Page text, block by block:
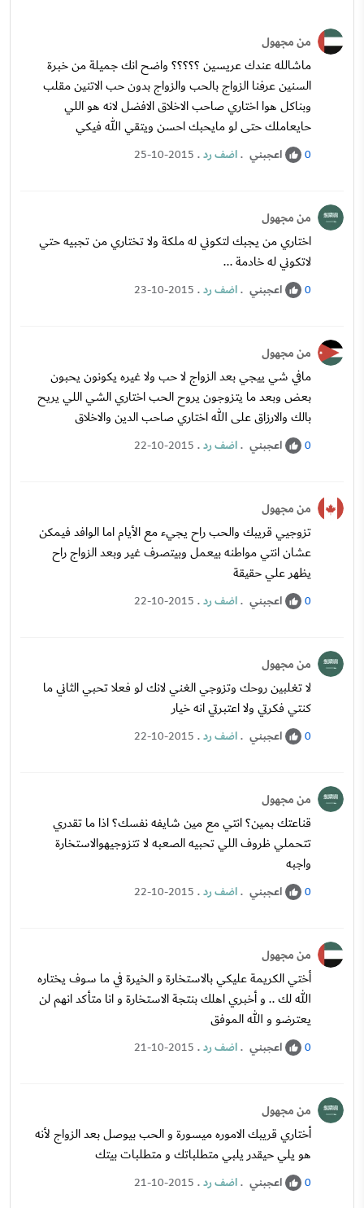
من مجهول
ماشالله عندك عريسين ؟؟؟؟؟ واضح انك جميلة من خبرة
السنين عرفنا الزواج بالحب والزواج بدون حب الاتنين مقلب
وبناكل هوا اختاري صاحب الاخلاق الافضل لانه هو اللي
حايعاملك حتى لو مايحبك احسن ويتقي الله فيكي
0 اعجبني .اضف رد.
25-10-2015
من مجهول
اختاري من يجبك لتكوني له ملكة ولا تختاري من تجبيه حتي
لاتكوني له خادمة ...
0 اعجبني .اضف رد.
23-10-2015
من مجهول
مافي شي ييجي بعد الزواج لا حب ولا غيره يكونون يحبون
بعض وبعد ما يتزوجون يروح الحب اختاري الشي اللي يريح
بالك والارزاق على الله اختاري صاحب الدين والاخلاق
0 اعجبني .اضف رد.
22-10-2015
من مجهول
تزوجيي قريبك والحب راح يجيء مع الأيام اما الوافد فيمكن
عشان انتي مواطنه بيعمل وبيتصرف غير وبعد الزواج راح
يظهر علي حقيقة
0 اعجبني .اضف رد.
22-10-2015
من مجهول
لا تغلبين روحك وتزوجي الغني لانك لو فعلا تحبي الثاني ما
كنتي فكرتي ولا اعتبرتي انه خيار
0 اعجبني .اضف رد.
22-10-2015
من مجهول
قناعتك بمين؟ انتي مع مين شايفه نفسك؟ اذا ما تقدري
تتحملي ظروف اللي تحبيه الصعبه لا تتزوجيهوالاستخارة
واجبه
0 اعجبني .اضف رد.
22-10-2015
من مجهول
أختي الكريمة عليكي بالاستخارة و الخيرة في ما سوف يختاره
الله لك .. و أخبري اهلك بنتجة الاستخارة و انا متأكد انهم لن
يعترضو و الله الموفق
0 اعجبني .اضف رد.
21-10-2015
من مجهول
أختاري قريبك الاموره ميسورة و الحب بيوصل بعد الزواج لأنه
هو يلي حيقدر يلبي متطلباتك و متطلبات بيتك
0 اعجبني .اضف رد.
21-10-2015